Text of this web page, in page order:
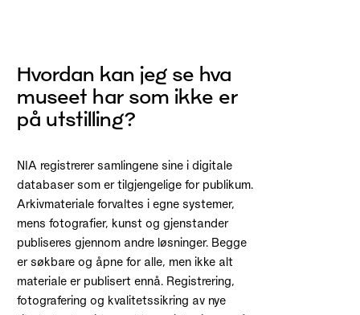
Hvordan kan jeg se hva
museet har som ikke er
på utstilling?
NIA registrerer samlingene sine i digitale
databaser som er tilgjengelige for publikum.
Arkivmateriale forvaltes i egne systemer,
mens fotografier, kunst og gjenstander
publiseres gjennom andre løsninger. Begge
er søkbare og åpne for alle, men ikke alt
materiale er publisert ennå. Registrering,
fotografering og kvalitetssikring av nye